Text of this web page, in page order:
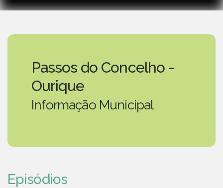
Passos do Concelho -
Ourique
Informação Municipal
Episódios